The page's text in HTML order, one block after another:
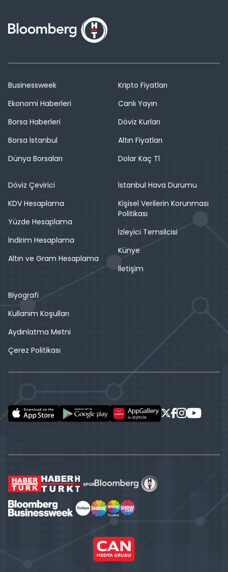
Businessweek
Ekonomi Haberleri
Borsa Haberleri
Borsa İstanbul
Dünya Borsaları
Kripto Fiyatları
Canlı Yayın
Döviz Kurları
Altın Fiyatları
Dolar Kaç Tl
Döviz Çevirici
KDV Hesaplama
Yüzde Hesaplama
İndirim Hesaplama
Altın ve Gram Hesaplama
İstanbul Hava Durumu
Kişisel Verilerin Korunması
Politikası
İzleyici Temsilcisi
Künye
İletişim
Biyografi
Kullanım Koşulları
Aydınlatma Metni
Çerez Politikası